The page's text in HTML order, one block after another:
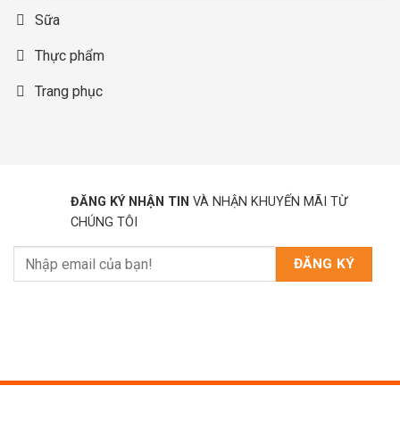
Sữa
Thực phẩm
Trang phục
ĐĂNG KÝ NHẬN TIN VÀ NHẬN KHUYẾN MÃI TỪ
CHÚNG TÔI